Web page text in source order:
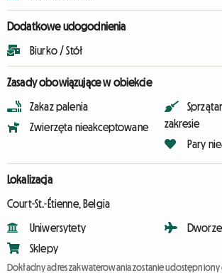
Dodatkowe udogodnienia
Biurko / Stół
Zasady obowiązujące w obiekcie
Zakaz palenia
Zwierzęta nieakceptowane
zakresie
Pary
Lokalizacja
Court-St.-Étienne, Belgia
Uniwersytety
Sklepy
Dokładny adres zakwaterowania zostanie